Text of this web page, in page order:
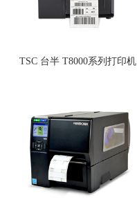
TSC 台半 T8000系列打印机